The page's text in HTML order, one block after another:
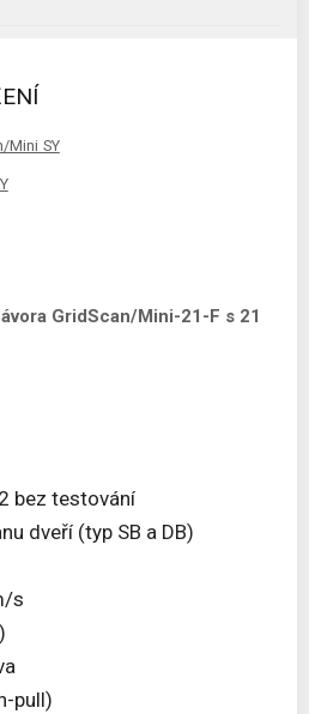
Mini SY
GridScan/Mini-21-F s 21
bez testování
dveří (typ SB a DB)
s
pull)